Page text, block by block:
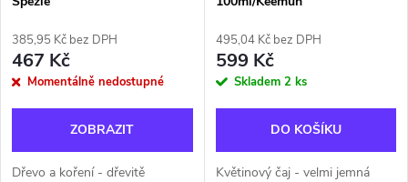
385,95 Kč bez DPH
467 Kč
Momentálně nedostupné
ZOBRAZIT
Dřevo a koření - dřevitě
495,04 Kč bez DPH
599 Kč
Skladem 2 ks
DO KOŠÍKU
Květinový čaj - velmi jemná